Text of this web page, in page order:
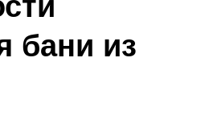
бани из